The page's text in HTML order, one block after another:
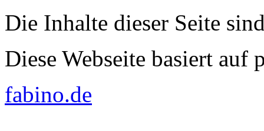
Die Inhalte dieser Seite
Diese Webseite basiert auf
fabino.de